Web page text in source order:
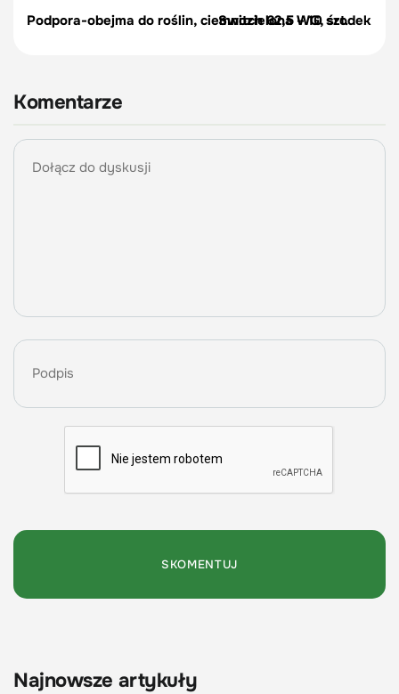
Podpora-obejma do roślin, ciemnozielona – 10 szt.
Switch 62,5 WG, środek
Komentarze
Najnowsze artykuły